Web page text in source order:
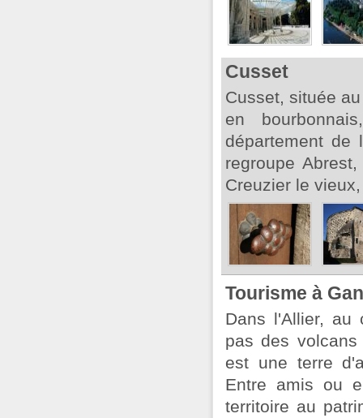
Cusset
Cusset, située
en
département de
regroupe
Creuzier le
Tourisme à
Dans l'Allier, au
pas des
est une terre
Entre amis ou
territoire au